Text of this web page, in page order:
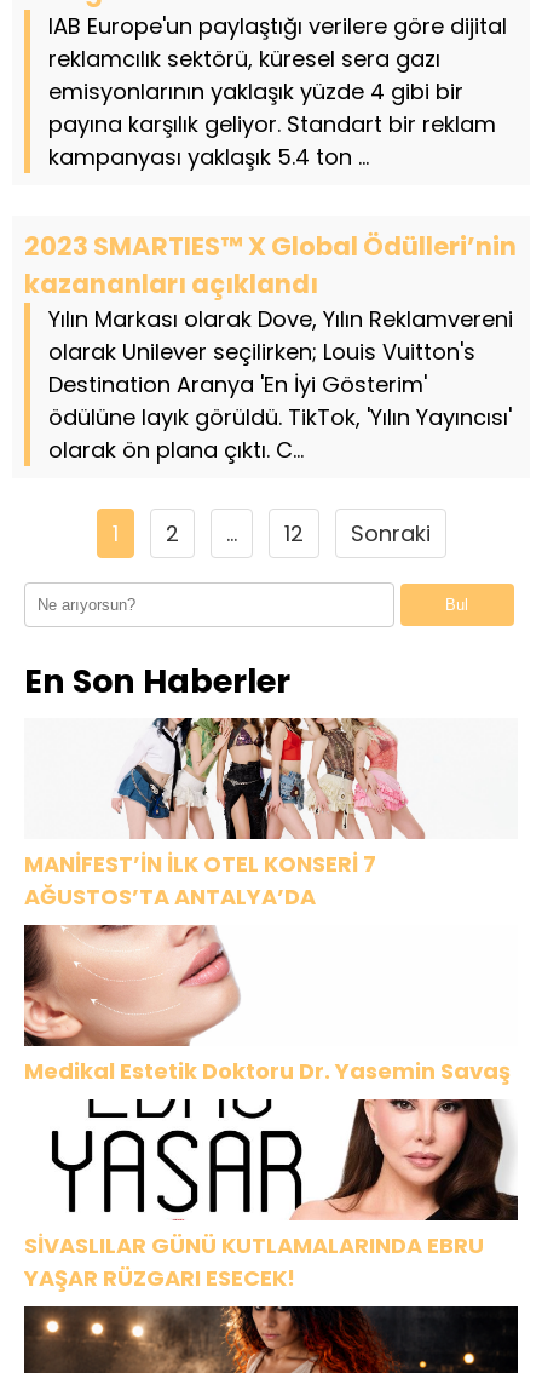
IAB Europe'un paylaştığı verilere göre dijital
reklamcılık sektörü, küresel sera gazı
emisyonlarının yaklaşık yüzde 4 gibi bir
payına karşılık geliyor. Standart bir reklam
kampanyası yaklaşık 5.4 ton ...
2023 SMARTIES™ X Global Ödülleri’nin
kazananları açıklandı
Yılın Markası olarak Dove, Yılın Reklamvereni
olarak Unilever seçilirken; Louis Vuitton's
Destination Aranya 'En İyi Gösterim'
ödülüne layık görüldü. TikTok, 'Yılın Yayıncısı'
olarak ön plana çıktı. C...
1 2 … 12 Sonraki
Bul
En Son Haberler
MANİFEST’İN İLK OTEL KONSERİ 7
AĞUSTOS’TA ANTALYA’DA
Medikal Estetik Doktoru Dr. Yasemin Savaş
SİVASLILAR GÜNÜ KUTLAMALARINDA EBRU
YAŞAR RÜZGARI ESECEK!